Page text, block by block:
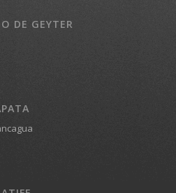
DE GEYTER